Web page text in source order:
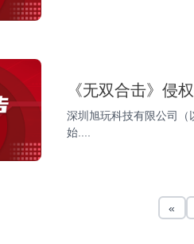
《无双合击》侵
深圳旭玩科技有限公司（
始....
«